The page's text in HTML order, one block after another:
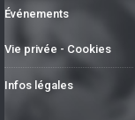
Événements
Vie privée - Cookies
Infos légales